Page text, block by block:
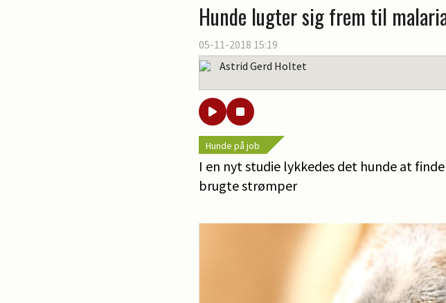
Hunde lugter sig frem til
05-11-2018 15:19
Astrid Gerd Holtet
Hunde på job
I en nyt studie lykkedes det hunde at
brugte strømper